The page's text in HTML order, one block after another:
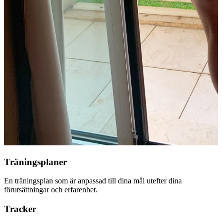
Träningsplaner
En träningsplan som är anpassad till dina mål utefter dina
förutsättningar och erfarenhet.
Tracker